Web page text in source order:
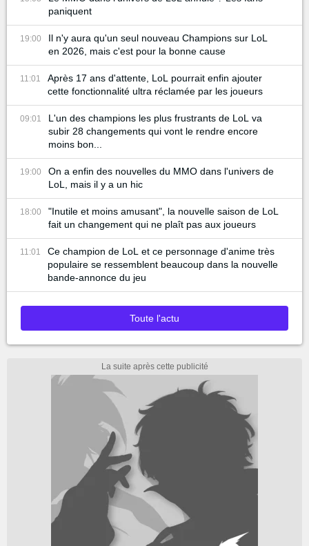
paniquent
19:00
Il n'y aura qu'un seul nouveau Champions sur LoL
en 2026, mais c'est pour la bonne cause
11:01
Après 17 ans d'attente, LoL pourrait enfin ajouter
cette fonctionnalité ultra réclamée par les joueurs
09:01
L'un des champions les plus frustrants de LoL va
subir 28 changements qui vont le rendre encore
moins bon...
19:00
On a enfin des nouvelles du MMO dans l'univers de
LoL, mais il y a un hic
18:00
"Inutile et moins amusant", la nouvelle saison de LoL
fait un changement qui ne plaît pas aux joueurs
11:01
Ce champion de LoL et ce personnage d'anime très
populaire se ressemblent beaucoup dans la nouvelle
bande-annonce du jeu
Toute l'actu